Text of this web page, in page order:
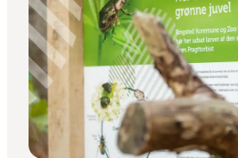
Ringsted Børnefestival
Ringsted Ældrefestival
Naturpark Ringsted